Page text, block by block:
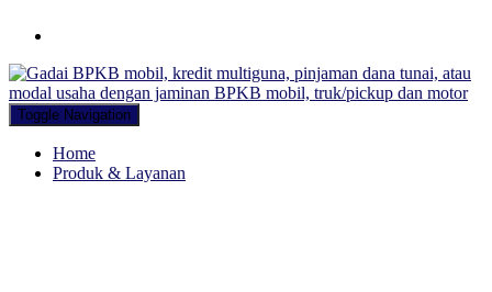
Toggle Navigation
Home
Produk & Layanan